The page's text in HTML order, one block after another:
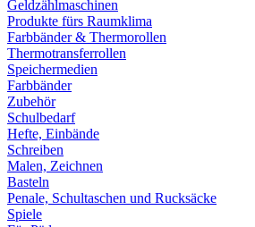
Geldzählmaschinen
Produkte fürs Raumklima
Farbbänder & Thermorollen
Thermotransferrollen
Speichermedien
Farbbänder
Zubehör
Schulbedarf
Hefte, Einbände
Schreiben
Malen, Zeichnen
Basteln
Penale, Schultaschen und Rucksäcke
Spiele